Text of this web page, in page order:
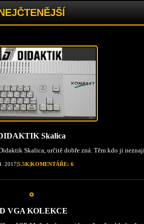
Skalica
Skalica, určitě dobře zná. Těm kdo ji
20175.5K KOMENTÁŘE: 6
VGA KOLEKCE